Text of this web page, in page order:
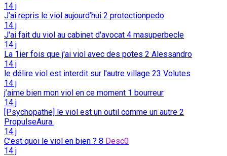
14 j
J’ai repris le viol aujourd’hui 2 protectionpedo
14 j
J'ai fait du viol au cabinet d'avocat 4 masuperbecle
14 j
La 1ier fois que j'ai viol avec des potes 2 Alessandro
14 j
le délire viol est interdit sur l'autre village 23 Volutes
14 j
j’aime bien mon viol en ce moment 1 bourreur
14 j
[Psychopathe] le viol est un outil comme un autre 2
PropulseAura.
14 j
C'est quoi le viol en bien ? 8 Desc0
14 j